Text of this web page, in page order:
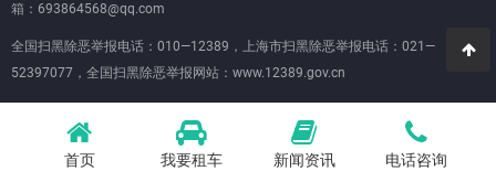
箱：693864568@qq.com
全国扫黑除恶举报电话：010—12389，上海市扫黑除恶举报电话：021—
52397077，全国扫黑除恶举报网站： www.12389.gov.cn
首页 我要租车 新闻资讯 电话咨询